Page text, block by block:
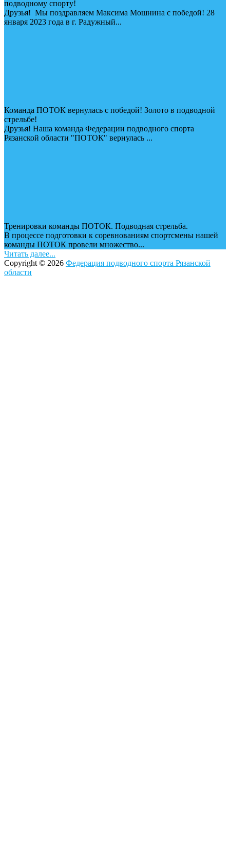
подводному спорту!
Друзья! Мы поздравляем Максима Мошнина с победой! 28
января 2023 года в г. Радужный...
Команда ПОТОК вернулась с победой! Золото в подводной
стрельбе!
Друзья! Наша команда Федерации подводного спорта
Рязанской области "ПОТОК" вернулась ...
Тренировки команды ПОТОК. Подводная стрельба.
В процессе подготовки к соревнованиям спортсмены нашей
команды ПОТОК провели множество...
Читать далее...
Copyright © 2026 Федерация подводного спорта Рязанской
области